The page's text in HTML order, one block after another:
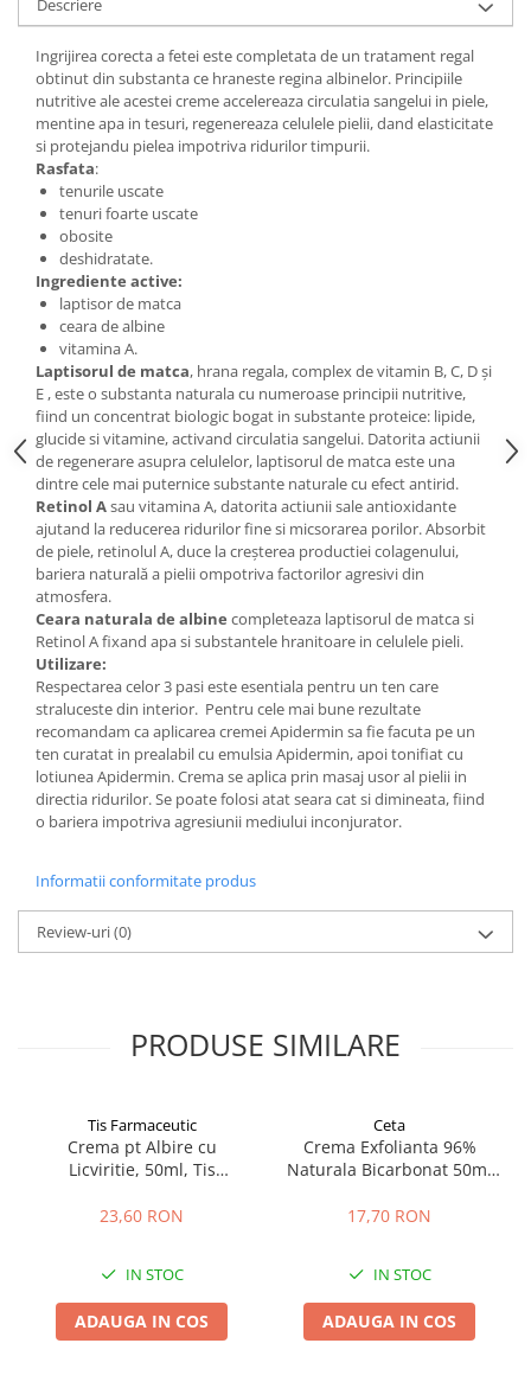
Digestie
Imunitate
Memorie
Somn usor
Produse sanatate sexuala
Produse pentru Ea
Potenta barbati
Produse pentru sportivi
Proteine
Suplimente fitness
Batoane proteice
Pentru antrenament
Mama si copilul
Produse pentru copii
Sarcina si alaptare
Unturi alimentare
Sucuri
Produse instant
Lapte
Paste
Snacksuri
Superalimente
Atelierul de cafea si ceaiuri
Cafea
Ceaiuri simple
Ceaiuri medicinale compuse
Ceaiuri Maté
Cafea verde
Ulei de Cocos
Ulei de cocos de uz alimentar
Ulei de cocos de uz cosmetic
Alte produse din Cocos
Descriere
Ingrijirea corecta a fetei este completata de un tratament regal
obtinut din substanta ce hraneste regina albinelor. Principiile
nutritive ale acestei creme accelereaza circulatia sangelui in piele,
mentine apa in tesuri, regenereaza celulele pielii, dand elasticitate
si protejandu pielea impotriva ridurilor timpurii.
Rasfata:
tenurile uscate
tenuri foarte uscate
obosite
deshidratate.
Ingrediente active:
laptisor de matca
ceara de albine
vitamina A.
Laptisorul de matca, hrana regala, complex de vitamin B, C, D şi
E , este o substanta naturala cu numeroase principii nutritive,
fiind un concentrat biologic bogat in substante proteice: lipide,
glucide si vitamine, activand circulatia sangelui. Datorita actiunii
de regenerare asupra celulelor, laptisorul de matca este una
dintre cele mai puternice substante naturale cu efect antirid.
Retinol Asau vitamina A, datorita actiunii sale antioxidante
ajutand la reducerea ridurilor fine si micsorarea porilor. Absorbit
de piele, retinolul A, duce la creşterea productiei colagenului,
bariera naturală a pielii ompotriva factorilor agresivi din
atmosfera.
Ceara naturala de albine completeaza laptisorul de matca si
Retinol A fixand apa si substantele hranitoare in celulele pieli.
Utilizare:
Respectarea celor 3 pasi este esentiala pentru un ten care
straluceste din interior. Pentru cele mai bune rezultate
recomandam ca aplicarea cremei Apidermin sa fie facuta pe un
ten curatat in prealabil cu emulsia Apidermin, apoi tonifiat cu
lotiunea Apidermin. Crema se aplica prin masaj usor al pielii in
directia ridurilor. Se poate folosi atat seara cat si dimineata, fiind
o bariera impotriva agresiunii mediului inconjurator.
Informatii conformitate produs
Review-uri(0)
PRODUSE SIMILARE
Tis Farmaceutic
Crema pt Albire cu
Licviritie, 50ml, Tis
23,60 RON
IN STOC
ADAUGA IN COS
Ceta
Crema Exfolianta 96%
Naturala Bicarbonat 50ml
17,70 RON
IN STOC
ADAUGA IN COS